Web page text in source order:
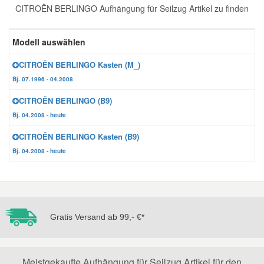
CITROËN BERLINGO Aufhängung für Seilzug Artikel zu finden
Modell auswählen
CITROËN BERLINGO Kasten (M_)
Bj. 07.1996 - 04.2008
CITROËN BERLINGO (B9)
Bj. 04.2008 - heute
CITROËN BERLINGO Kasten (B9)
Bj. 04.2008 - heute
Gratis Versand ab 99,- €*
Zündanlage und Glühanlage
Winter-Autozubehör
Hyundai Ersatzteile
Kia Ersatzteile
Lancia Ersatzteile